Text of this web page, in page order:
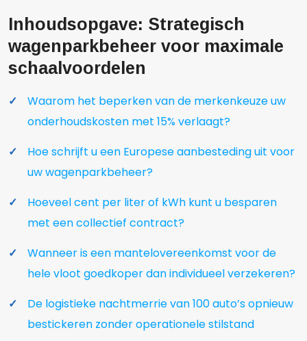
Inhoudsopgave: Strategisch
wagenparkbeheer voor maximale
schaalvoordelen
Waarom het beperken van de merkenkeuze uw
onderhoudskosten met 15% verlaagt?
Hoe schrijft u een Europese aanbesteding uit voor
uw wagenparkbeheer?
Hoeveel cent per liter of kWh kunt u besparen
met een collectief contract?
Wanneer is een mantelovereenkomst voor de
hele vloot goedkoper dan individueel verzekeren?
De logistieke nachtmerrie van 100 auto’s opnieuw
bestickeren zonder operationele stilstand